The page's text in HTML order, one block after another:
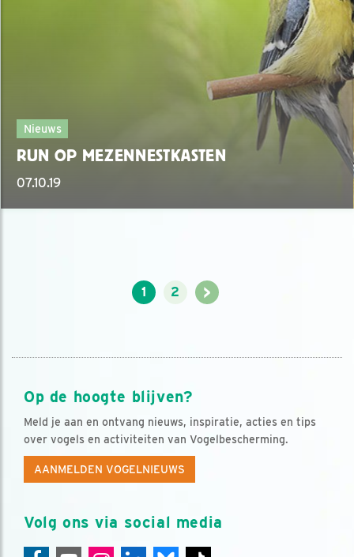
Nieuws
RUN OP MEZENNESTKASTEN
07.10.19
1 2 >
Op de hoogte blijven?
Meld je aan en ontvang nieuws, inspiratie, acties en tips
over vogels en activiteiten van Vogelbescherming.
AANMELDEN VOGELNIEUWS
Volg ons via social media